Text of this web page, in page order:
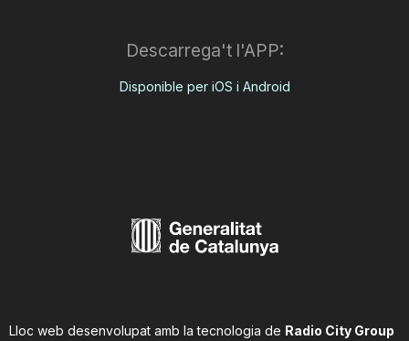
Descarrega't l'APP:
Disponible per iOS i Android
Lloc web desenvolupat amb la tecnologia de Radio City Group